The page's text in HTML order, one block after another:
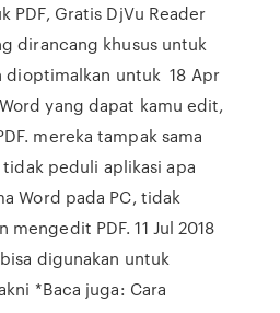
PDF, Gratis DjVu Reader
dirancang khusus untuk
dioptimalkan untuk 18 Apr
yang dapat kamu edit,
mereka tampak sama
peduli aplikasi apa
Word pada PC, tidak
PDF. 11 Jul 2018
digunakan untuk
*Baca juga: Cara